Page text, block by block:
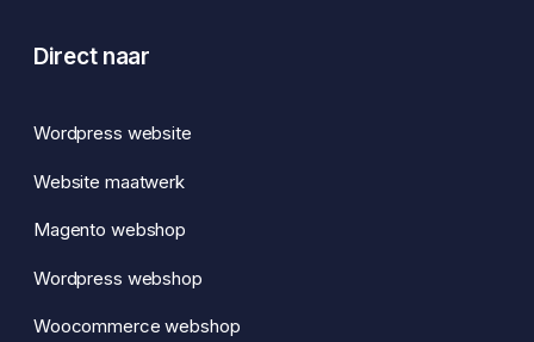
Direct naar
Wordpress website
Website maatwerk
Magento webshop
Wordpress webshop
Woocommerce webshop